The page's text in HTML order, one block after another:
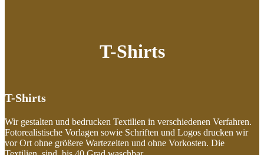
T-Shirts
T-Shirts
Wir gestalten und bedrucken Textilien in verschiedenen Verfahren.
Fotorealistische Vorlagen sowie Schriften und Logos drucken wir
vor Ort ohne größere Wartezeiten und ohne Vorkosten. Die